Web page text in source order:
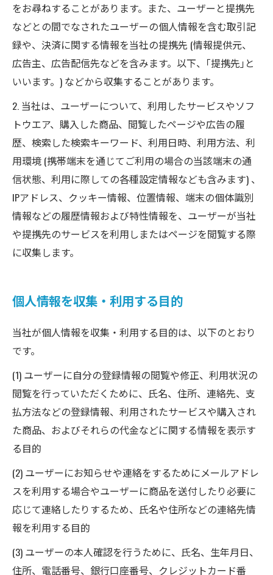
をお尋ねすることがあります。また、ユーザーと提携先
などとの間でなされたユーザーの個人情報を含む取引記
録や、決済に関する情報を当社の提携先 (情報提供元、
広告主、広告配信先などを含みます。以下、｢提携先｣と
いいます。) などから収集することがあります。
2. 当社は、ユーザーについて、利用したサービスやソフ
トウエア、購入した商品、閲覧したページや広告の履
歴、検索した検索キーワード、利用日時、利用方法、利
用環境 (携帯端末を通じてご利用の場合の当該端末の通
信状態、利用に際しての各種設定情報なども含みます) 、
IPアドレス、クッキー情報、位置情報、端末の個体識別
情報などの履歴情報および特性情報を、ユーザーが当社
や提携先のサービスを利用しまたはページを閲覧する際
に収集します。
個人情報を収集・利用する目的
当社が個人情報を収集・利用する目的は、以下のとおり
です。
(1) ユーザーに自分の登録情報の閲覧や修正、利用状況の
閲覧を行っていただくために、氏名、住所、連絡先、支
払方法などの登録情報、利用されたサービスや購入され
た商品、およびそれらの代金などに関する情報を表示す
る目的
(2) ユーザーにお知らせや連絡をするためにメールアドレ
スを利用する場合やユーザーに商品を送付したり必要に
応じて連絡したりするため、氏名や住所などの連絡先情
報を利用する目的
(3) ユーザーの本人確認を行うために、氏名、生年月日、
住所、電話番号、銀行口座番号、クレジットカード番